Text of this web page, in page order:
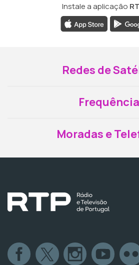
Instale a aplicação
Redes de
Moradas e